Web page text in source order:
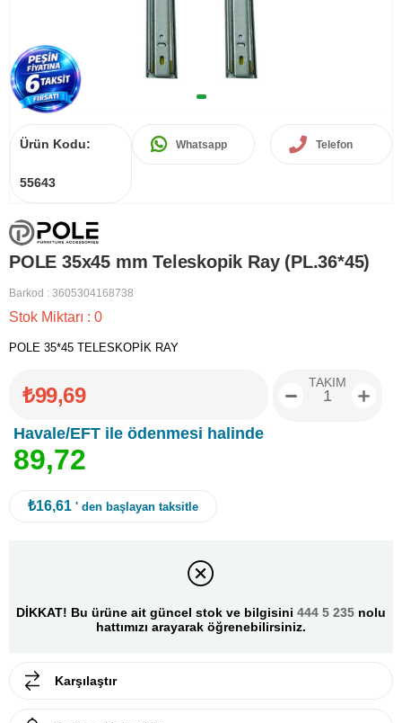
Ürün Kodu:
55643
Whatsapp Telefon
POLE 35x45 mm Teleskopik Ray (PL.36*45)
Barkod : 3605304168738
Stok Miktarı : 0
POLE 35*45 TELESKOPİK RAY
₺99,69
Havale/EFT ile ödenmesi halinde
89,72
TAKIM
₺16,61 ' den başlayan taksitle
DİKKAT! Bu ürüne ait güncel stok ve bilgisini 444 5 235 nolu
hattımızı arayarak öğrenebilirsiniz.
Karşılaştır